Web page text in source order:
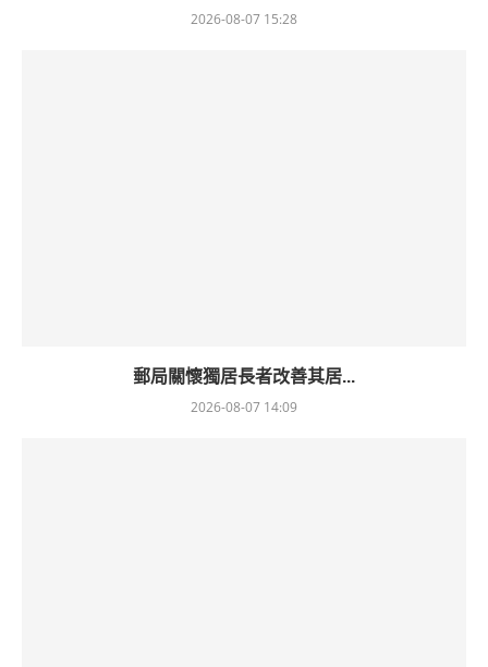
2026-08-07 15:28
郵局關懷獨居長者改善其居...
2026-08-07 14:09